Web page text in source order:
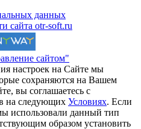
данных
сайта otr-soft.ru
сайтом"
настроек на Сайте мы
сохраняются на Вашем
вы соглашаетесь с
на следующих Условиях. Если
использовали данный тип
образом установить